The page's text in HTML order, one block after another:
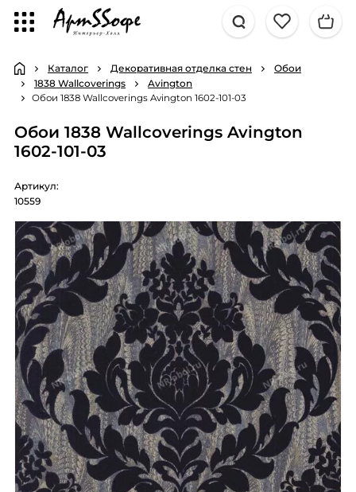
Каталог Декоративная отделка стен
Обои
1838 Wallcoverings
Avington
Обои 1838 Wallcoverings Avington 1602-101-03
Обои 1838 Wallcoverings Avington
1602-101-03
Артикул:
10559